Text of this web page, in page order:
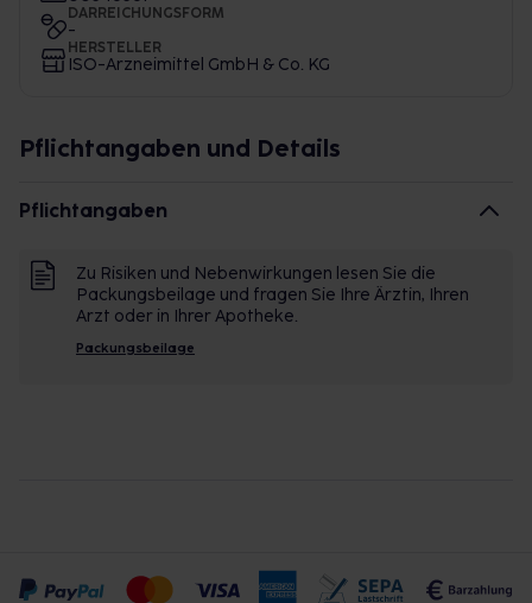
DARREICHUNGSFORM
-
HERSTELLER
ISO-Arzneimittel GmbH & Co. KG
Pflichtangaben und Details
Pflichtangaben
Zu Risiken und Nebenwirkungen lesen Sie die
Packungsbeilage und fragen Sie Ihre Ärztin, Ihren
Arzt oder in Ihrer Apotheke.
Packungsbeilage